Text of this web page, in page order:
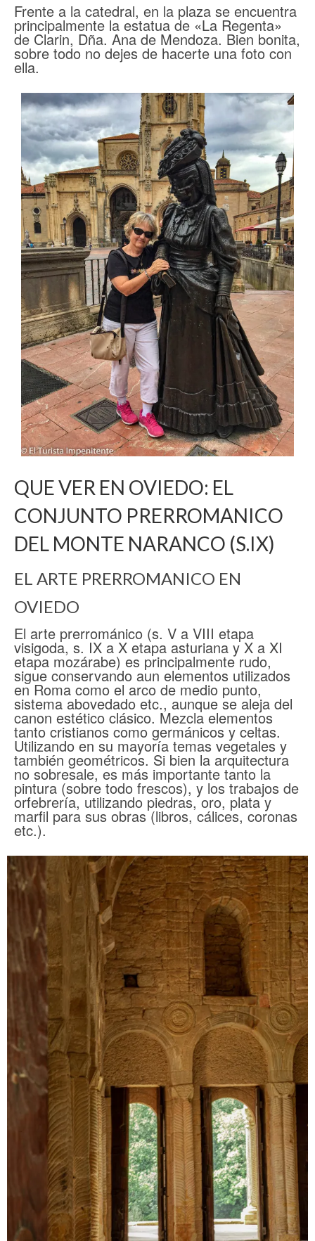
Frente a la catedral, en la plaza se encuentra
principalmente la estatua de «La Regenta»
de Clarin, Dña. Ana de Mendoza. Bien bonita,
sobre todo no dejes de hacerte una foto con
ella.
QUE VER EN OVIEDO: EL
CONJUNTO PRERROMANICO
DEL MONTE NARANCO (S.IX)
EL ARTE PRERROMANICO EN
OVIEDO
El arte prerrománico (s. V a VIII etapa
visigoda, s. IX a X etapa asturiana y X a XI
etapa mozárabe) es principalmente rudo,
sigue conservando aun elementos utilizados
en Roma como el arco de medio punto,
sistema abovedado etc., aunque se aleja del
canon estético clásico. Mezcla elementos
tanto cristianos como germánicos y celtas.
Utilizando en su mayoría temas vegetales y
también geométricos. Si bien la arquitectura
no sobresale, es más importante tanto la
pintura (sobre todo frescos), y los trabajos de
orfebrería, utilizando piedras, oro, plata y
marfil para sus obras (libros, cálices, coronas
etc.).